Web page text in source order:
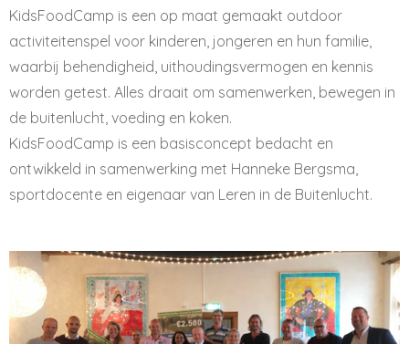
KidsFoodCamp is een op maat gemaakt outdoor
activiteitenspel voor kinderen, jongeren en hun familie,
waarbij behendigheid, uithoudingsvermogen en kennis
worden getest. Alles draait om samenwerken, bewegen in
de buitenlucht, voeding en koken.
KidsFoodCamp is een basisconcept bedacht en
ontwikkeld in samenwerking met Hanneke Bergsma,
sportdocente en eigenaar van Leren in de Buitenlucht.